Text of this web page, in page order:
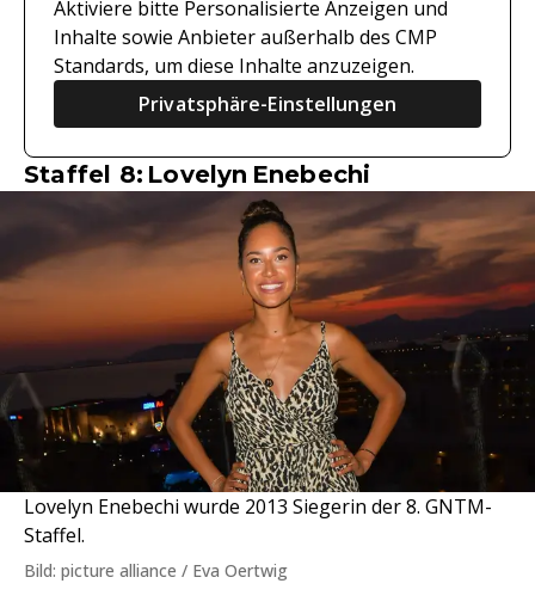
Aktiviere bitte Personalisierte Anzeigen und
Inhalte sowie Anbieter außerhalb des CMP
Standards, um diese Inhalte anzuzeigen.
Privatsphäre-Einstellungen
Staffel 8: Lovelyn Enebechi
Lovelyn Enebechi wurde 2013 Siegerin der 8. GNTM-
Staffel.
Bild: picture alliance / Eva Oertwig